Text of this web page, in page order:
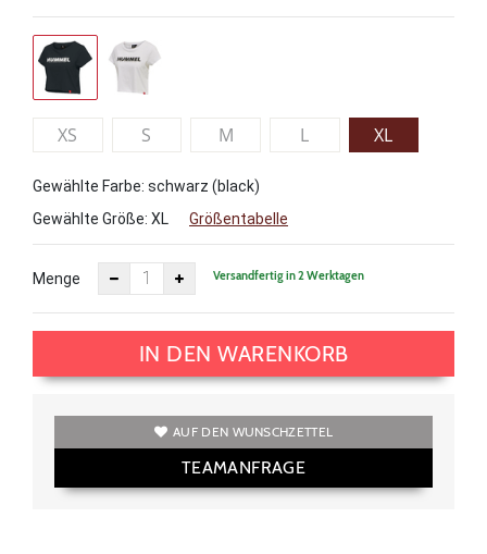
XS S M L XL
Gewählte Farbe: schwarz (black)
Gewählte Größe: XL Größentabelle
Menge Versandfertig in 2 Werktagen
IN DEN WARENKORB
AUF DEN WUNSCHZETTEL
TEAMANFRAGE